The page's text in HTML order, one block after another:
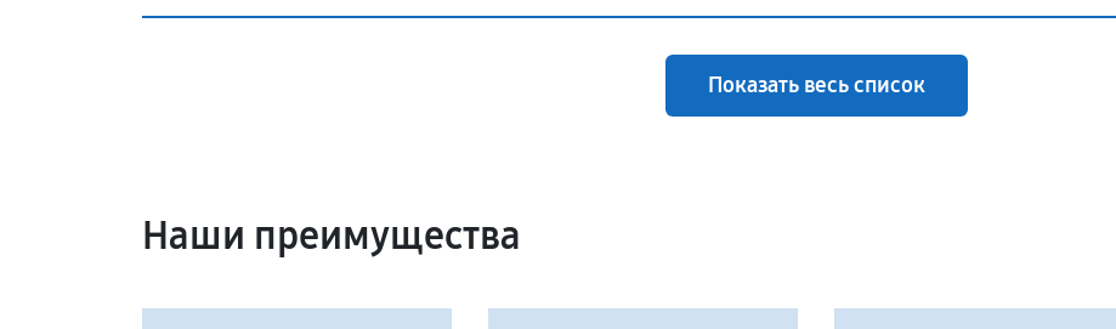
Показать весь список
Наши преимущества